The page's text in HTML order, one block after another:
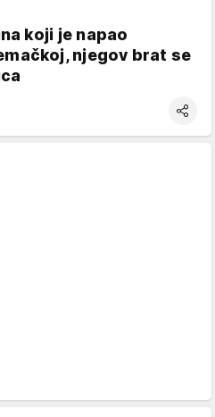
koji je napao
njegov brat se